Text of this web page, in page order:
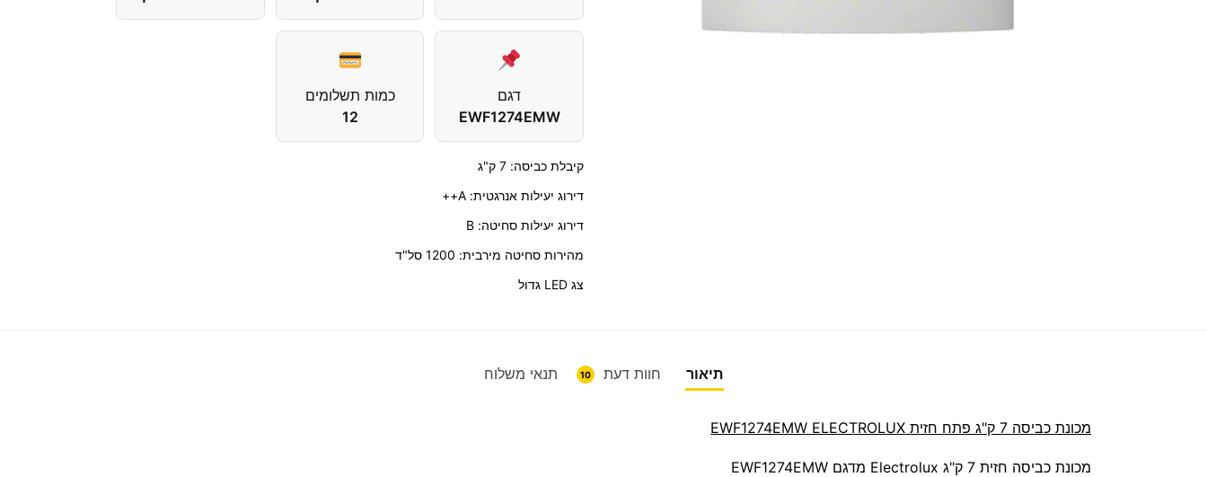
דגם
EWF1274EMW
כמות תשלומים
12
קיבלת כביסה: 7 ק"ג
דירוג יעילות אנרגטית: A++
דירוג יעילות סחיטה: B
מהירות סחיטה מירבית: 1200 סל"ד
צג LED גדול
תיאור חוות דעת 10 תנאי משלוח
מכונת כביסה 7 ק"ג פתח חזית EWF1274EMW ELECTROLUX
מכונת כביסה חזית 7 ק"ג Electrolux מדגם EWF1274EMW